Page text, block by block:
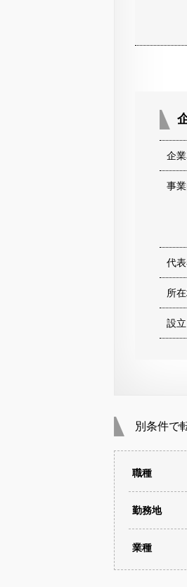
企
事
代
所
設立
別条件で
職種
勤務地
業種